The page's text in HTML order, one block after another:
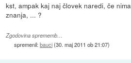
kst, ampak kaj naj človek naredi, če
znanja, ... ?
Zgodovina sprememb…
spremenil:bauci(30. maj 2011 ob 21:07)